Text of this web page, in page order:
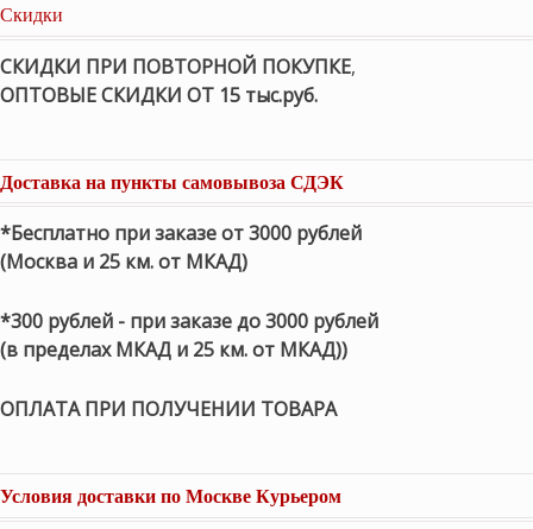
Скидки
СКИДКИ ПРИ ПОВТОРНОЙ ПОКУПКЕ,
ОПТОВЫЕ СКИДКИ ОТ 15 тыс.руб.
Доставка на пункты самовывоза СДЭК
*Бесплатно при заказе от 3000 рублей
(Москва и 25 км. от МКАД)
*300 рублей - при заказе до 3000 рублей
(в пределах МКАД и 25 км. от МКАД))
ОПЛАТА ПРИ ПОЛУЧЕНИИ ТОВАРА
Условия доставки по Москве Курьером